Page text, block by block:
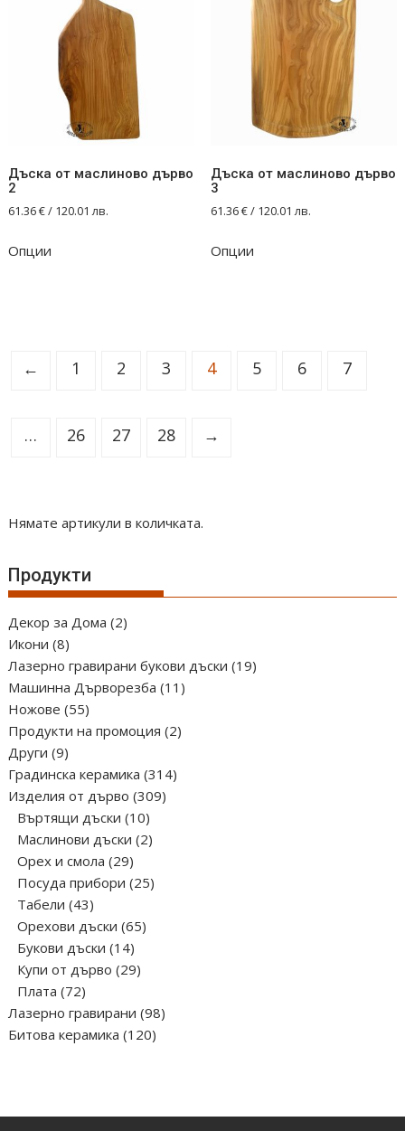
options
may
be
chosen
the
page
Дъска от маслиново дърво
2
61.36€/ 120.01 лв.
Опции
Дъска от маслиново дърво
3
61.36€/ 120.01 лв.
Опции
← 1 2 3 4 5 6 7
… 26 27 28 →
Нямате артикули в количката.
Продукти
Декор за Дома 22
Икони 88
продукта
Лазерно гравирани букови дъски 1919
Машинна Дърворезба 11 11
Ножове 5555
продукта
Продукти на промоция 22
Други 99
продукта
Градинска керамика 314314
Изделия от дърво 309309
Въртящи дъски 1010
продукта
Маслинови дъски 22
Орех и смола 2929
продукта
Посуда прибори 2525
Табели 4343
продукта
Орехови дъски 6565
Букови дъски 1414
продукта
Купи от дърво 2929
Плата 7272
продукта
Лазерно гравирани 9898
Битова керамика 120120